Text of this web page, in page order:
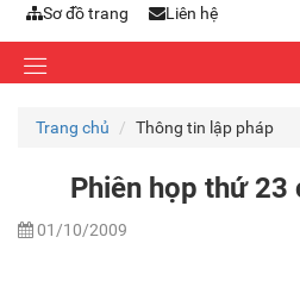
Sơ đồ trang Liên hệ
Trang chủ Thông tin lập pháp
Phiên họp thứ 23
01/10/2009